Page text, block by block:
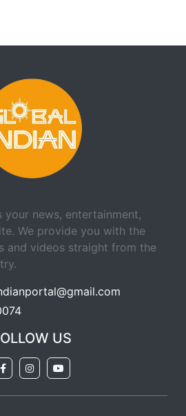
your news, entertainment,
We provide you with the
and videos straight from the
US